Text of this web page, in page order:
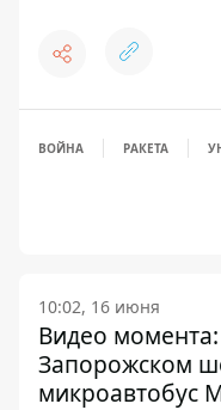
ВОЙНА РАКЕТА
10:02, 16 июня
Видео
Запорожском
микроавтобус